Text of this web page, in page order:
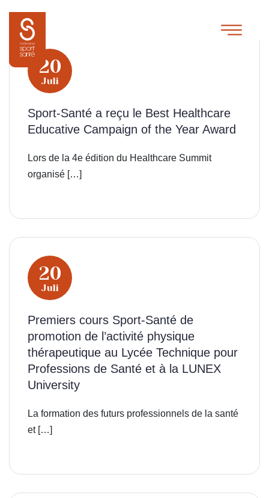
20
Juli
Sport-Santé a reçu le Best Healthcare
Educative Campaign of the Year Award
Lors de la 4e édition du Healthcare Summit
organisé […]
20
Juli
Premiers cours Sport-Santé de
promotion de l’activité physique
thérapeutique au Lycée Technique pour
Professions de Santé et à la LUNEX
University
La formation des futurs professionnels de la santé
et […]